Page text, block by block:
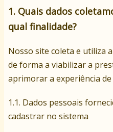
1. Quais dados
qual finalidade?
Nosso site coleta e utiliza
de forma a viabilizar a
aprimorar a experiência de
1.1. Dados pessoais
cadastrar no sistema